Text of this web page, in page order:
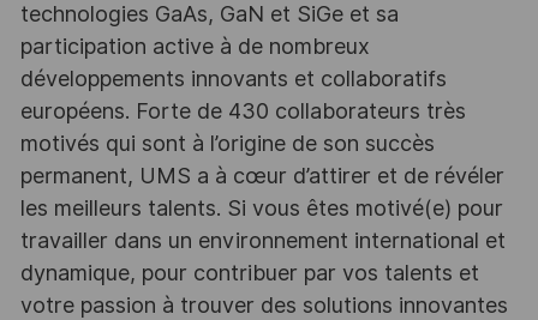
technologies GaAs, GaN et SiGe et sa
participation active à de nombreux
développements innovants et collaboratifs
européens. Forte de 430 collaborateurs très
motivés qui sont à l’origine de son succès
permanent, UMS a à cœur d’attirer et de révéler
les meilleurs talents. Si vous êtes motivé(e) pour
travailler dans un environnement international et
dynamique, pour contribuer par vos talents et
votre passion à trouver des solutions innovantes